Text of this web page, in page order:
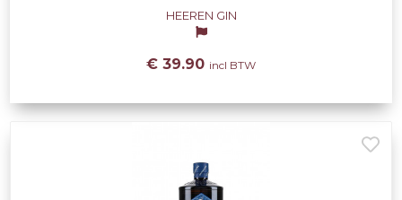
HEEREN GIN
€ 39.90 incl BTW